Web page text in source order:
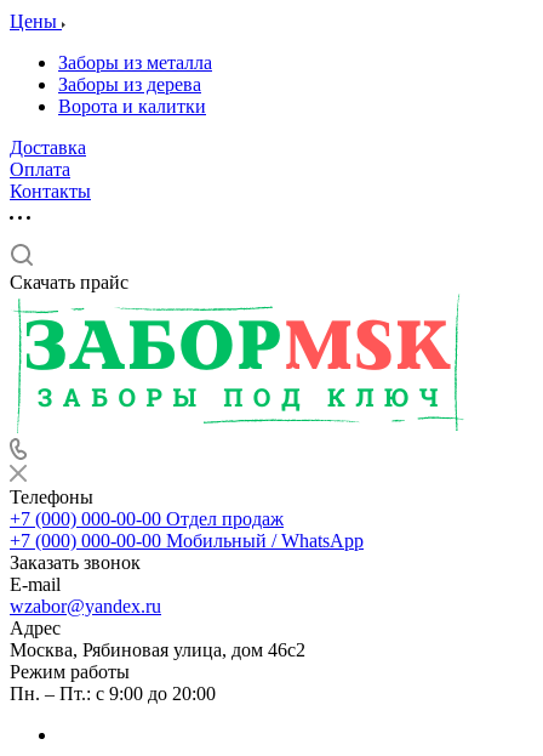
Цены
Заборы из металла
Заборы из дерева
Ворота и калитки
Доставка
Оплата
Контакты
Скачать прайс
Телефоны
+7 (000) 000-00-00 Отдел продаж
+7 (000) 000-00-00 Мобильный / WhatsApp
Заказать звонок
E-mail
wzabor@yandex.ru
Адрес
Москва, Рябиновая улица, дом 46с2
Режим работы
Пн. – Пт.: с 9:00 до 20:00